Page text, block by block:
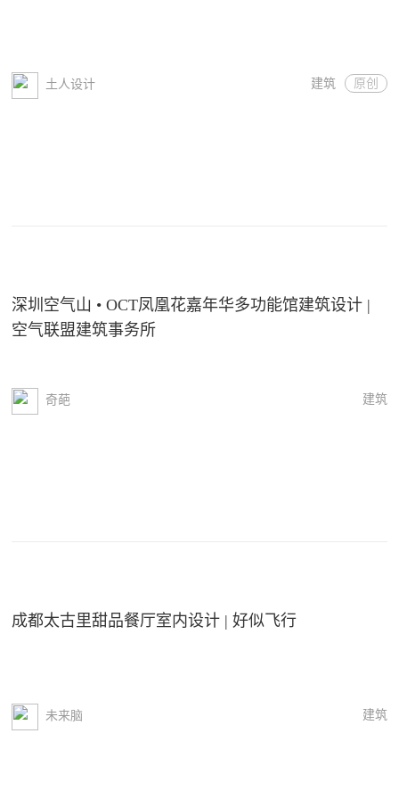
土人设计 建筑 原创
深圳空气山 • OCT凤凰花嘉年华多功能馆建筑设计 |
空气联盟建筑事务所
奇葩 建筑
成都太古里甜品餐厅室内设计 | 好似飞行
未来脑 建筑